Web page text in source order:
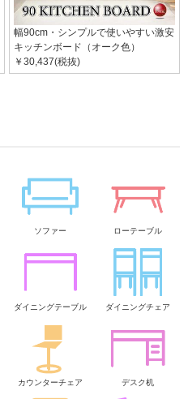
幅90cm・シンプルで使いやすい激安
キッチンボード（オーク色）
￥30,437(税抜)
ソファー ローテーブル
ダイニングテーブル ダイニングチェア
カウンターチェア デスク机